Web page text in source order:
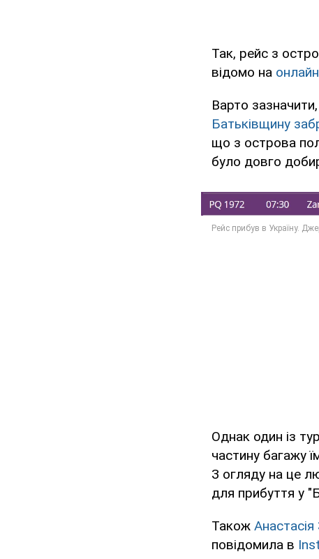
Так, рейс з
відомо на
Варто
Батьківщину
що з острова
було довго
Однак один із
частину багажу
З огляду на це
для прибуття у
Також Анастасія
повідомила в